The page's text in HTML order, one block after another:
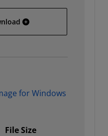
Vivado 2014.2 Full Image
for Windows
File Size